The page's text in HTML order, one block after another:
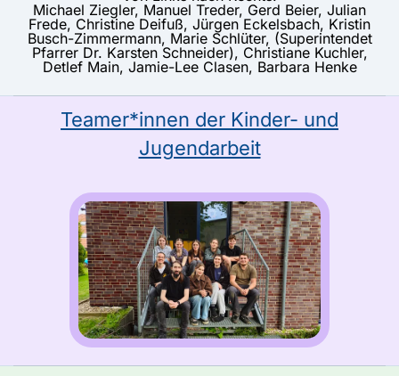
Michael Ziegler, Manuel Treder, Gerd Beier, Julian
Frede, Christine Deifuß, Jürgen Eckelsbach, Kristin
Busch-Zimmermann, Marie Schlüter, (Superintendet
Pfarrer Dr. Karsten Schneider), Christiane Kuchler,
Detlef Main, Jamie-Lee Clasen, Barbara Henke
Teamer*innen der Kinder- und
Jugendarbeit